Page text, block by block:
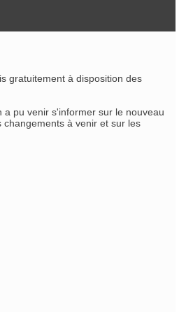
gratuitement à disposition des
a pu venir s'informer sur le nouveau
à venir et sur les